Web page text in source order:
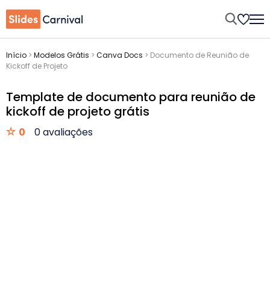
Início > Modelos Grátis > Canva Docs > Documento de Reunião de
Kickoff de Projeto
Template de documento para reunião de
kickoff de projeto grátis
0 0 avaliações